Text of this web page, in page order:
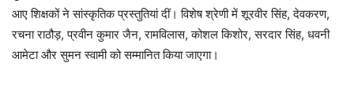
आए शिक्षकों ने सांस्कृतिक प्रस्तुतियां दीं। विशेष श्रेणी में शूरवीर सिंह, देवकरण,
रचना राठौड़, प्रवीन कुमार जैन, रामविलास, कोशल किशोर, सरदार सिंह, धवनी
आमेटा और सुमन स्वामी को सम्मानित किया जाएगा।